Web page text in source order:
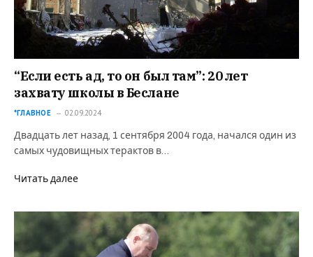
“Если есть ад, то он был там”: 20 лет
захвату школы в Беслане
*ГЛАВНОЕ 02.09.2024
Двадцать лет назад, 1 сентября 2004 года, начался один из
самых чудовищных терактов в…
Читать далее